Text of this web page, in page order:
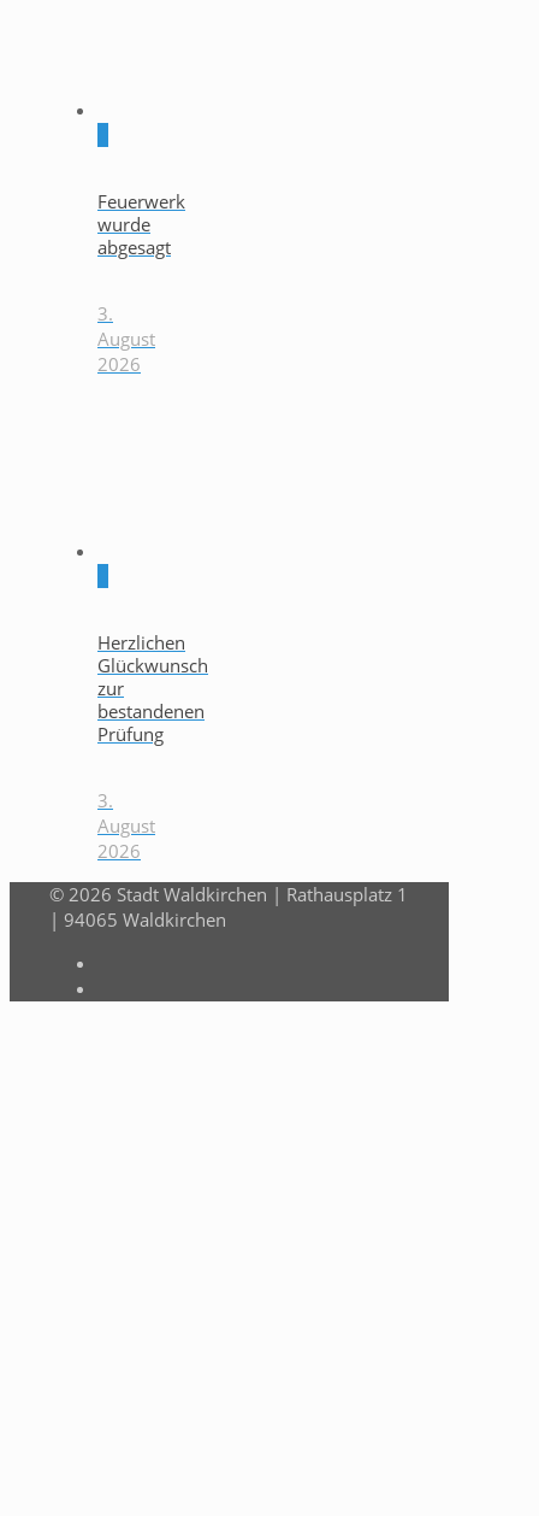
Feuerwerk
wurde
abgesagt
3.
August
2026
Herzlichen
Glückwunsch
zur
bestandenen
Prüfung
3.
August
2026
© 2026 Stadt Waldkirchen | Rathausplatz 1
| 94065 Waldkirchen